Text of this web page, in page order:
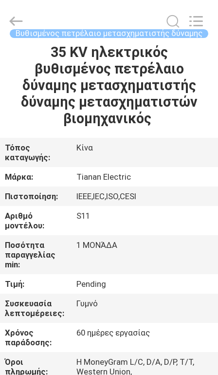
ΠΡΟΪΌΝΤΑ
ΕΜΦΆΝΙΣΗ
ΠΕΡΊΠΟΥ
ΕΜΕΊΣ
ΓΎΡΟΣ
ΕΡΓΟΣΤΑΣΊΩΝ
ΠΟΙΟΤΙΚΌΣ
ΜΑΣ
ΕΛΆΤΕ
ΣΕ
ΕΠΑΦΉ
ΜΕ
(Group)
Co.,Ltd..
Rights Βυθισμένος πετρέλαιο μετασχηματιστής δύναμης
35 KV ηλεκτρικός
βυθισμένος πετρέλαιο
δύναμης μετασχηματιστής
δύναμης μετασχηματιστών
βιομηχανικός
Τόπος
καταγωγής:
Κίνα
Μάρκα:
Tianan Electric
Πιστοποίηση:
IEEE,IEC,ISO,CESI
Αριθμό
μοντέλου:
S11
Ποσότητα
παραγγελίας
min:
1 ΜΟΝΆΔΑ
Τιμή:
Pending
Συσκευασία
λεπτομέρειες:
Γυμνό
Χρόνος
παράδοσης:
60 ημέρες εργασίας
Όροι
πληρωμής:
Η MoneyGram L/C, D/A, D/P, T/T,
Western Union,